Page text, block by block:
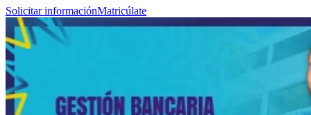
Solicitar informaciónMatricúlate